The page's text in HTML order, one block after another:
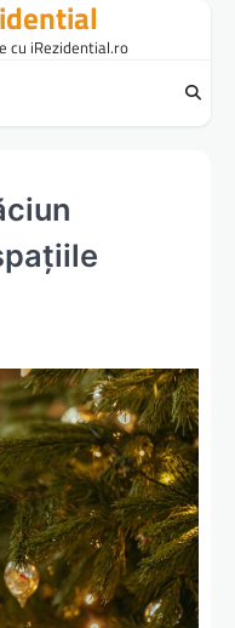
cu iRezidential.ro